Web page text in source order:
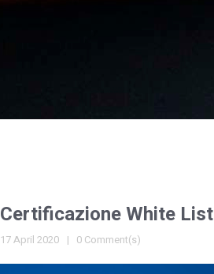
Certificazione White List
17 April 2020 0 Comment(s)